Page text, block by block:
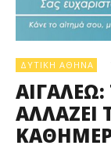
ΔΥΤΙΚΉ ΑΘΉΝΑ
ΑΙΓΑΛΕΩ:
ΑΛΛΑΖΕΙ